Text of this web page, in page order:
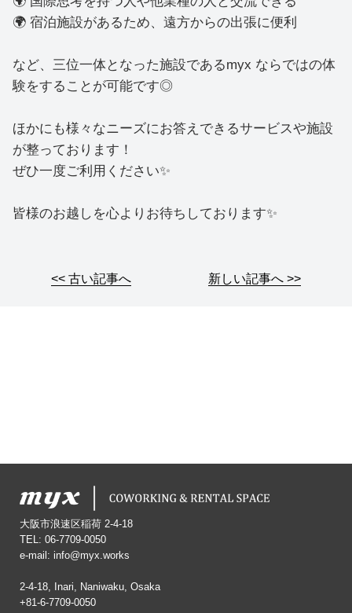
🌍 宿泊施設があるため、遠方からの出張に便利
など、三位一体となった施設であるmyx ならではの体
験をすることが可能です◎
ほかにも様々なニーズにお答えできるサービスや施設
が整っております！
ぜひ一度ご利用ください✨
皆様のお越しを心よりお待ちしております✨
<< 古い記事へ 新しい記事へ >>
大阪市浪速区稲荷 2-4-18
TEL: 06-7709-0050
e-mail: info@myx.works
2-4-18, Inari, Naniwaku, Osaka
+81-6-7709-0050